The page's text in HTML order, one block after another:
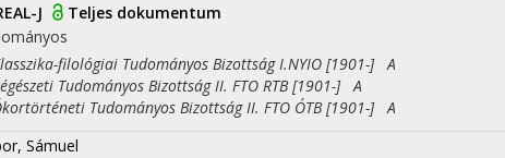
J
Teljes dokumentum
filológiai Tudományos Bizottság I.NYIO [1901-] A
Tudományos Bizottság II. FTO RTB [1901-] A
Tudományos Bizottság II. FTO ÓTB [1901-] A
Sámuel